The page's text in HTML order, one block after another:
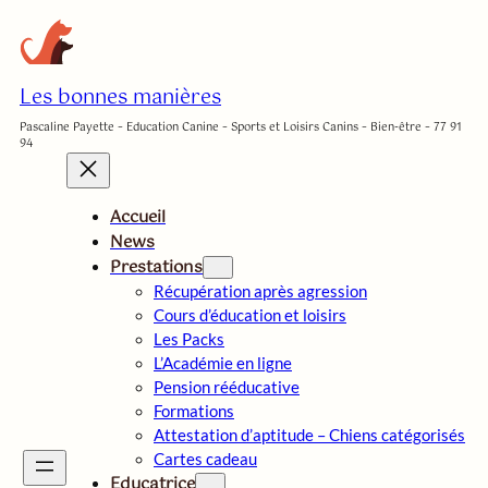
au
contenu
Les bonnes manières
Pascaline Payette – Education Canine – Sports et Loisirs Canins – Bien-être – 77 91
94
Accueil
News
Prestations
Récupération après agression
Cours d’éducation et loisirs
Les Packs
L’Académie en ligne
Pension rééducative
Formations
Attestation d’aptitude – Chiens catégorisés
Cartes cadeau